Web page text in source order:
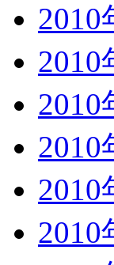
2010
2010
2010
2010
2010
2010